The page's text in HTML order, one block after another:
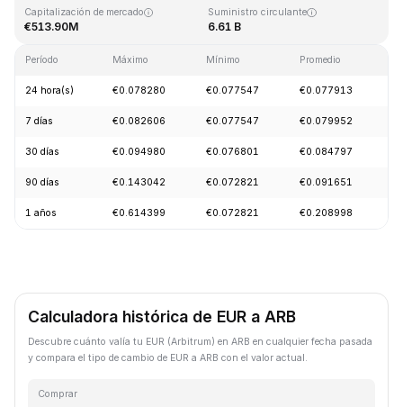
Capitalización de mercado
€513.90M
Suministro circulante
6.61 B
Período Máximo Mínimo Promedio
24 hora(s) €0.078280 €0.077547 €0.077913
7 días €0.082606 €0.077547 €0.079952
30 días €0.094980 €0.076801 €0.084797
90 días €0.143042 €0.072821 €0.091651
1 años €0.614399 €0.072821 €0.208998
Calculadora histórica de EUR a ARB
Descubre cuánto valía tu EUR (Arbitrum) en ARB en cualquier fecha pasada
y compara el tipo de cambio de EUR a ARB con el valor actual.
Comprar